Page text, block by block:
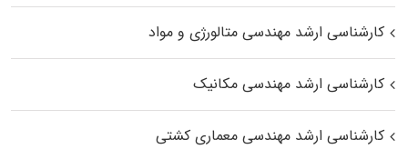
کارشناسی ارشد مهندسی متالورژی و مواد
کارشناسی ارشد مهندسی مکانیک
کارشناسی ارشد مهندسی معماری کشتی